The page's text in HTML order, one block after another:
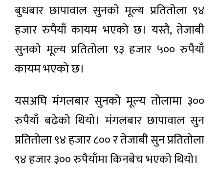
बुधबार छापावाल सुनको मूल्य प्रतितोला ९४
हजार रुपैयाँ कायम भएको छ। यस्तै, तेजाबी
सुनको मूल्य प्रतितोला ९३ हजार ५०० रुपैयाँ
कायम भएको छ।
यसअघि मंगलबार सुनको मूल्य तोलामा ३००
रुपैयाँ बढेको थियो। मंगलबार छापावाल सुन
प्रतितोला ९४ हजार ८०० र तेजाबी सुन प्रतितोला
९४ हजार ३०० रुपैयाँमा किनबेच भएको थियो।